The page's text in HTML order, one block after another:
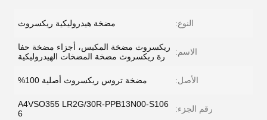
النوع: مضخة هيدروليكية ريكسروث
الاسم:
ريكسروث مضخة المكبس، أجزاء مضخة حفا
رة ريكسروث مضخة المضخات الهيدروليكية
الأصل: مضخة تروس ريكسروث أصلية 100%
رقم الجزء:
A4VSO355 LR2G/30R-PPB13N00-S106
6